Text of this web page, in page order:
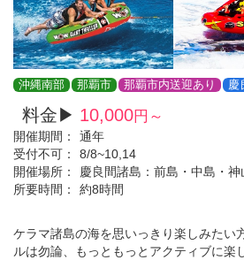
沖縄南部 那覇市 那覇市内送迎あり 慶
料金▶ 10,000円～
開催期間：
通年
受付不可：
8/8~10,14
開催場所：
慶良間諸島：前島・中島・神
所要時間：
約8時間
ケラマ諸島の海を思いっきり楽しみたい
ルは勿論、もっともっとアクティブに